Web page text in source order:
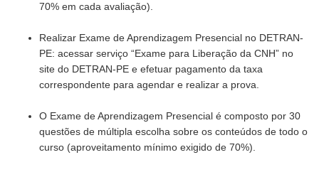
70% em cada avaliação).
Realizar Exame de Aprendizagem Presencial no DETRAN-
PE: acessar serviço “Exame para Liberação da CNH” no
site do DETRAN-PE e efetuar pagamento da taxa
correspondente para agendar e realizar a prova.
O Exame de Aprendizagem Presencial é composto por 30
questões de múltipla escolha sobre os conteúdos de todo o
curso (aproveitamento mínimo exigido de 70%).